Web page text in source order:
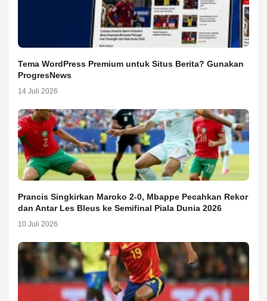
Tema WordPress Premium untuk Situs Berita? Gunakan
ProgresNews
14 Juli 2026
Prancis Singkirkan Maroko 2-0, Mbappe Pecahkan Rekor
dan Antar Les Bleus ke Semifinal Piala Dunia 2026
10 Juli 2026